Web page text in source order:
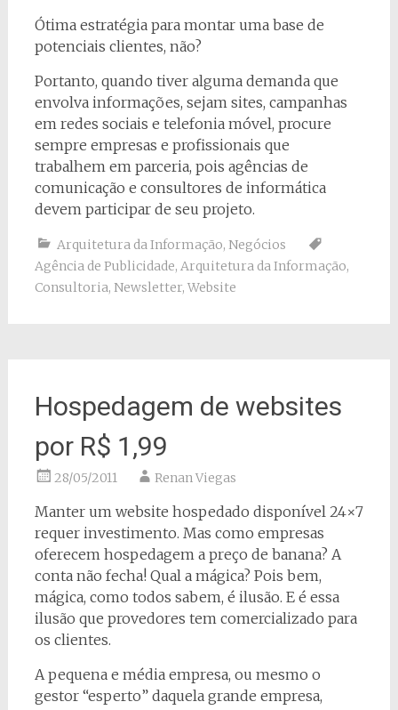
Ótima estratégia para montar uma base de
potenciais clientes, não?
Portanto, quando tiver alguma demanda que
envolva informações, sejam sites, campanhas
em redes sociais e telefonia móvel, procure
sempre empresas e profissionais que
trabalhem em parceria, pois agências de
comunicação e consultores de informática
devem participar de seu projeto.
Arquitetura da Informação, Negócios
Agência de Publicidade, Arquitetura da Informação,
Consultoria, Newsletter, Website
Hospedagem de websites
por R$ 1,99
28/05/2011 Renan Viegas
Manter um website hospedado disponível 24×7
requer investimento. Mas como empresas
oferecem hospedagem a preço de banana? A
conta não fecha! Qual a mágica? Pois bem,
mágica, como todos sabem, é ilusão. E é essa
ilusão que provedores tem comercializado para
os clientes.
A pequena e média empresa, ou mesmo o
gestor “esperto” daquela grande empresa,